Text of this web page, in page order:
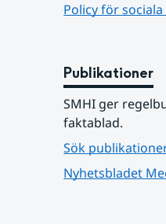
Policy för
Publikationer
SMHI ger
faktablad.
Sök
Nyhetsbladet